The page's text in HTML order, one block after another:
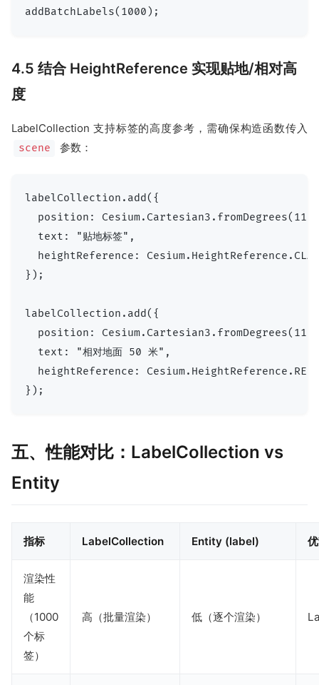
4.5 结合 HeightReference 实现贴地/相对高
度
LabelCollection 支持标签的高度参考，需确保构造函数传入
scene 参数：
labelCollection.add({
position:
  text: "贴地标签",
heightReference:
});
labelCollection.add({
position:
  text: "相对地面 50 米",
heightReference:
五、性能对比：LabelCollection vs
Entity
指标 LabelCollection Entity (label)
渲染性
能
（1000
个标
签）
高（批量渲染） 低（逐个渲染）